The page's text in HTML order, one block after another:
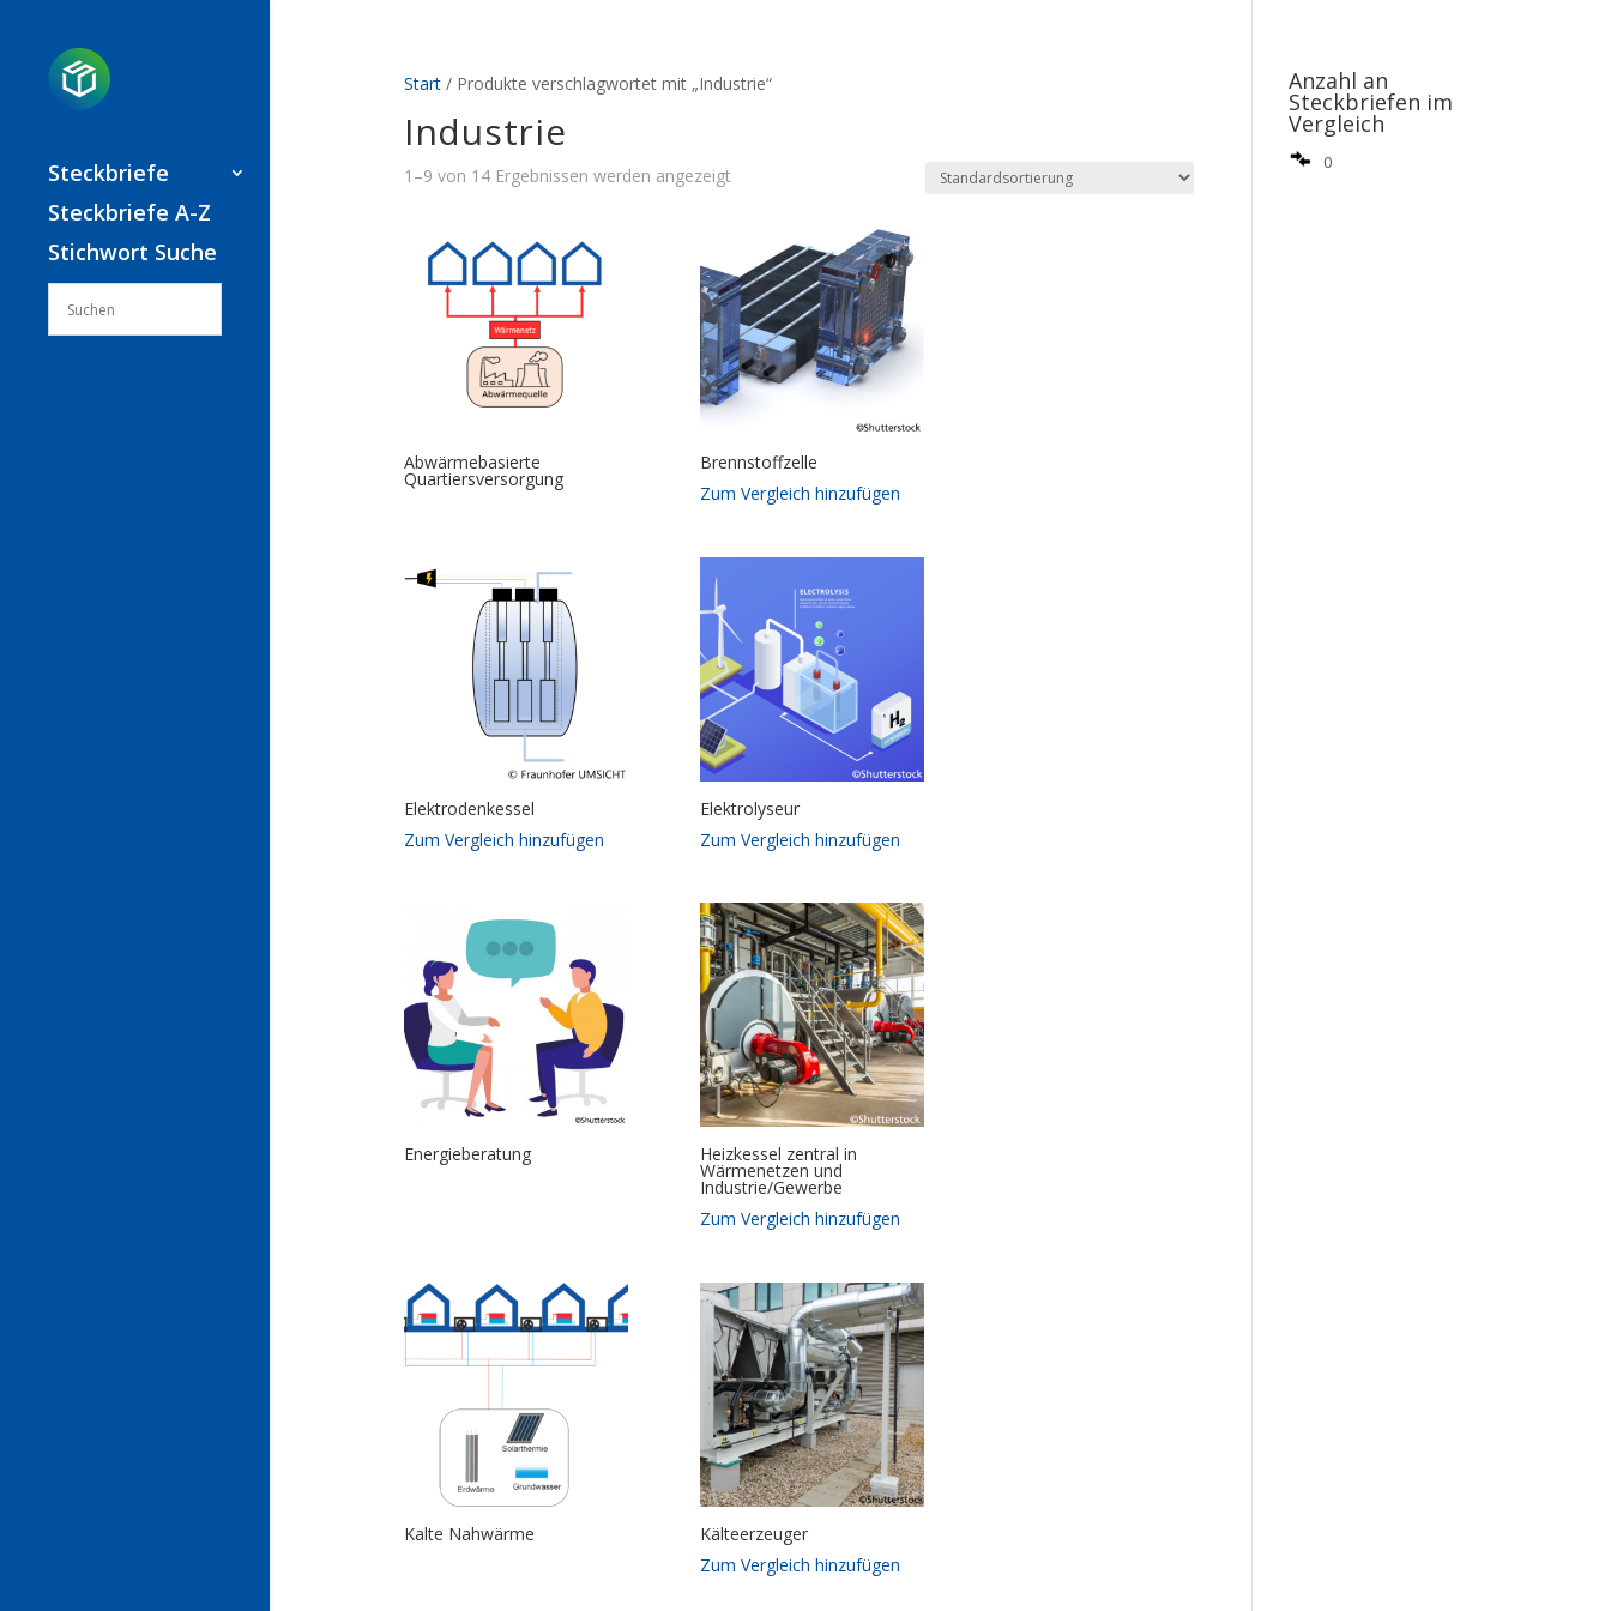
Steckbriefe
Steckbriefe A-Z
Stichwort Suche
Start/ Produkte verschlagwortet mit „Industrie“
Industrie
1–9 von 14 Ergebnissen werden angezeigt
Abwärmebasierte
Quartiersversorgung
Brennstoffzelle
Zum Vergleich hinzufügen
Elektrodenkessel
Zum Vergleich hinzufügen
Elektrolyseur
Zum Vergleich hinzufügen
Energieberatung Heizkessel zentral in
Wärmenetzen und
Industrie/Gewerbe
Zum Vergleich hinzufügen
Kalte Nahwärme
Kälteerzeuger
Zum Vergleich hinzufügen
Anzahl an
Steckbriefen im
Vergleich
0